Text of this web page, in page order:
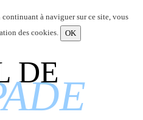
à naviguer sur ce site, vous
des cookies.
OK
DE